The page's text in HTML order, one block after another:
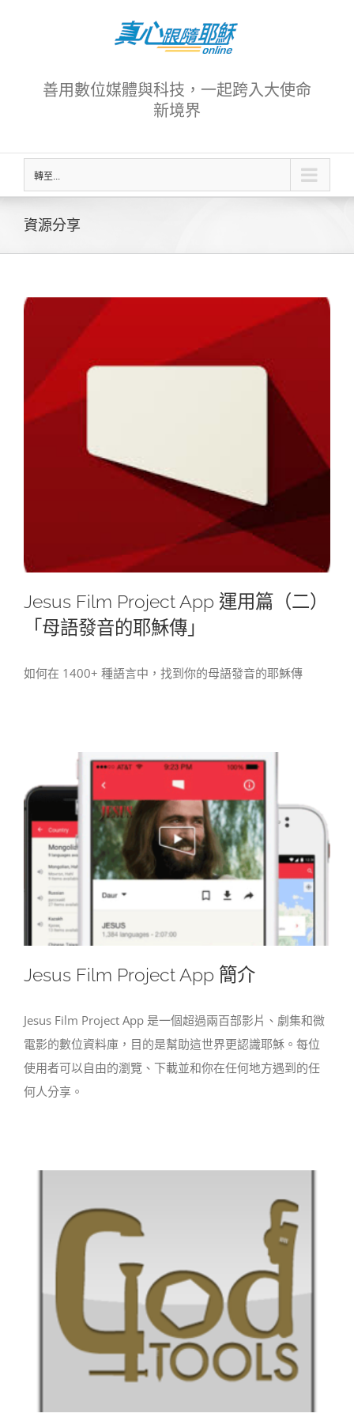
善用數位媒體與科技，一起跨入大使命
新境界
轉至...
資源分享
Jesus Film Project App 運用篇（二）
「母語發音的耶穌傳」
如何在 1400+ 種語言中，找到你的母語發音的耶穌傳
Jesus Film Project App 簡介
Jesus Film Project App 是一個超過兩百部影片、劇集和微
電影的數位資料庫，目的是幫助這世界更認識耶穌。每位
使用者可以自由的瀏覽、下載並和你在任何地方遇到的任
何人分享。